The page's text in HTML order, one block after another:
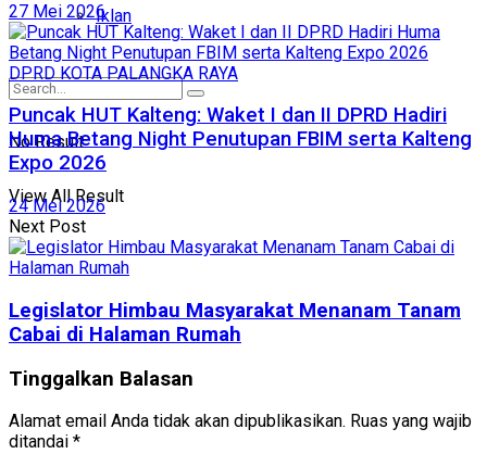
Iklan
No Result
View All Result
27 Mei 2026
DPRD KOTA PALANGKA RAYA
Puncak HUT Kalteng: Waket I dan II DPRD Hadiri
Huma Betang Night Penutupan FBIM serta Kalteng
Expo 2026
24 Mei 2026
Next Post
Legislator Himbau Masyarakat Menanam Tanam
Cabai di Halaman Rumah
Tinggalkan Balasan
Alamat email Anda tidak akan dipublikasikan. Ruas yang wajib
ditandai *